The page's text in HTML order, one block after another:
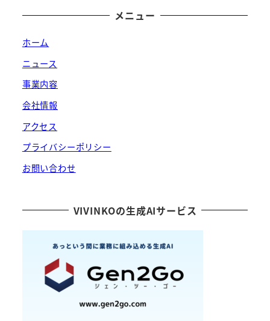
メニュー
ホーム
ニュース
事業内容
会社情報
アクセス
プライバシーポリシー
お問い合わせ
VIVINKOの生成AIサービス